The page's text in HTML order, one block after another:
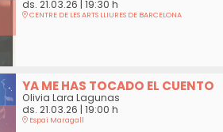
ds. 21.03.26 | 19:30 h
CENTRE DE LES ARTS LLIURES DE BARCELONA
YA ME HAS TOCADO EL CUENTO
Olivia Lara Lagunas
ds. 21.03.26 | 19:00 h
Espai Maragall